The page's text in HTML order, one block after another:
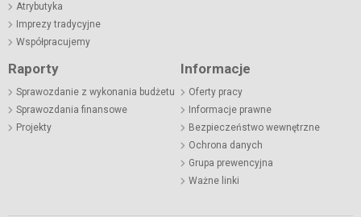
Atrybutyka
Imprezy tradycyjne
Współpracujemy
Raporty
Sprawozdanie z wykonania budżetu
Sprawozdania finansowe
Projekty
Informacje
Oferty pracy
Informacje prawne
Bezpieczeństwo wewnętrzne
Ochrona danych
Grupa prewencyjna
Ważne linki